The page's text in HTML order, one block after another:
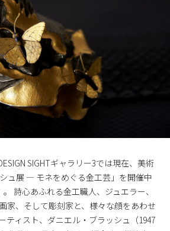
SIGHTギャラリー3では現在、美術
ュ展 ― モネをめぐる金工芸」を開催中
。 詩心あふれる金工職人、ジュエラー、
家、そして彫刻家と、様々な顔をあわせ
ティスト、ダニエル・ブラッシュ（1947